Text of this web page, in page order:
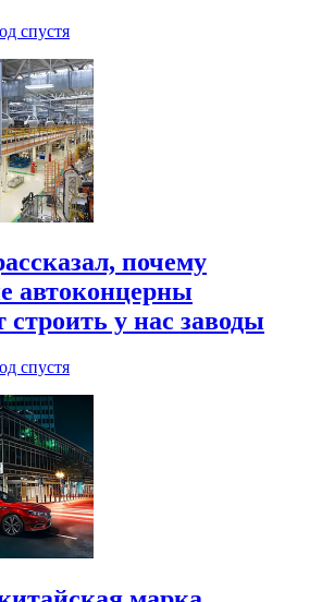
спустя
почему
автоконцерны
строить у нас заводы
спустя